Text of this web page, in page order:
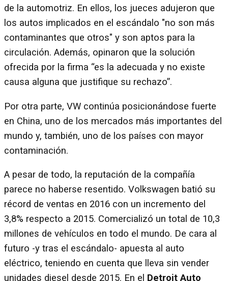
de la automotriz. En ellos, los jueces adujeron que
los autos implicados en el escándalo "no son más
contaminantes que otros" y son aptos para la
circulación. Además, opinaron que la solución
ofrecida por la firma “es la adecuada y no existe
causa alguna que justifique su rechazo”.
Por otra parte, VW continúa posicionándose fuerte
en China, uno de los mercados más importantes del
mundo y, también, uno de los países con mayor
contaminación.
A pesar de todo, la reputación de la compañía
parece no haberse resentido. Volkswagen batió su
récord de ventas en 2016 con un incremento del
3,8% respecto a 2015. Comercializó un total de 10,3
millones de vehículos en todo el mundo. De cara al
futuro -y tras el escándalo- apuesta al auto
eléctrico, teniendo en cuenta que lleva sin vender
unidades diesel desde 2015. En el Detroit Auto